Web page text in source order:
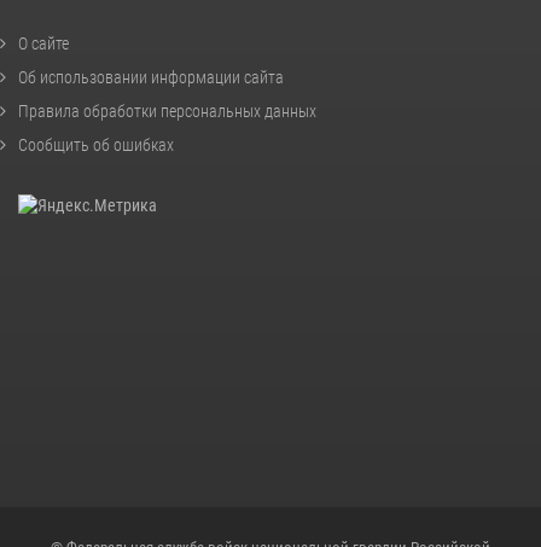
О сайте
Об использовании информации сайта
Правила обработки персональных данных
Сообщить об ошибках